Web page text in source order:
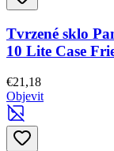
Tvrzené sklo
10 Lite Case
€21,18
Objevit